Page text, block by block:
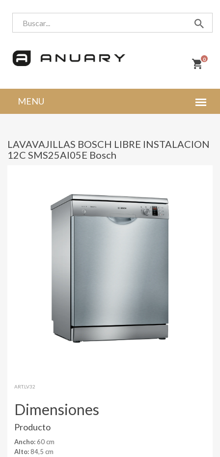
0
LAVAVAJILLAS BOSCH LIBRE INSTALACION
12C SMS25AI05E Bosch
ART.LV32
Dimensiones
Producto
Ancho:60 cm
Alto: 84,5 cm